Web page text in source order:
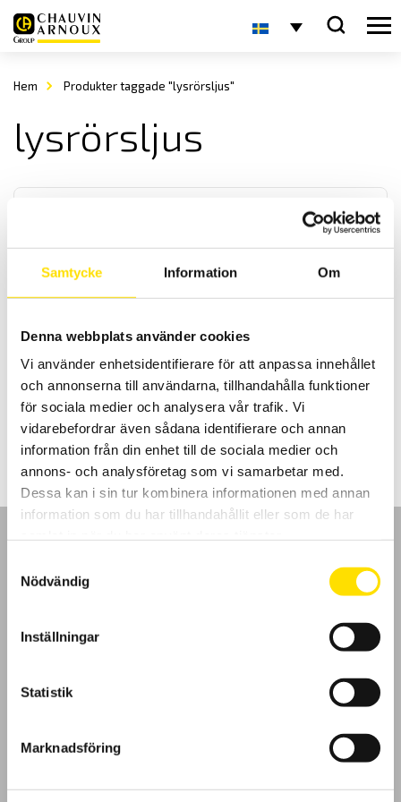
Samtycke Information Om
Denna webbplats använder cookies
Vi använder enhetsidentifierare för att anpassa innehållet
och annonserna till användarna, tillhandahålla funktioner
för sociala medier och analysera vår trafik. Vi
vidarebefordrar även sådana identifierare och annan
information från din enhet till de sociala medier och
annons- och analysföretag som vi samarbetar med.
Dessa kan i sin tur kombinera informationen med annan
information som du har tillhandahållit eller som de har
Nödvändig
Inställningar
Statistik
Marknadsföring
Hem Produkter taggade "lysrörsljus"
lysrörsljus
mycket brett mätområde samt loggerfunktion. Med USB- och
Bluetooth kommunikation till PC eller Android applikation.
4,790.00kr LÄS MER
Kundundersökning